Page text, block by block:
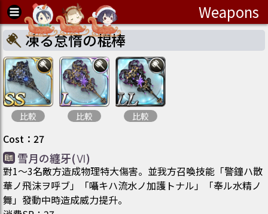
Weapons
凍る怠惰の棍棒
比較 比較 比較
Cost ： 27
雪月の纏牙(Ⅵ)
對1～3名敵方造成物理特大傷害。並我方召喚技能「警鐘ハ散
華ノ飛沫ヲ呼ブ」「囁キハ流水ノ加護トナル」「奉ル水精ノ
舞」發動中時造成威力提升。